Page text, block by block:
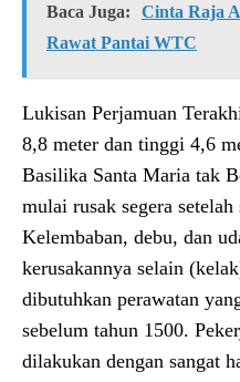
Baca Juga:
Cinta Raja
Rawat Pantai WTC
Lukisan Perjamuan
8,8 meter dan tinggi 4,6
Basilika Santa Maria tak
mulai rusak segera
Kelembaban, debu, dan
kerusakannya selain
dibutuhkan perawatan
sebelum tahun 1500.
dilakukan dengan sangat